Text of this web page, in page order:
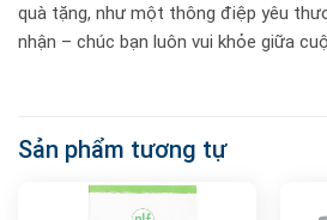
quà tặng, như một thông điệp yêu
nhận – chúc bạn luôn vui khỏe giữa
Sản phẩm tương tự